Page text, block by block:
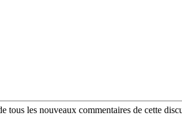
tous les nouveaux commentaires de cette